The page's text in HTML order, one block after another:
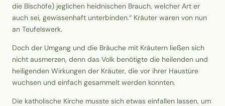
die Bischöfe) jeglichen heidnischen Brauch, welcher Art er
auch sei, gewissenhaft unterbinden.“ Kräuter waren von nun
an Teufelswerk.
Doch der Umgang und die Bräuche mit Kräutern ließen sich
nicht ausmerzen, denn das Volk benötigte die heilenden und
heiligenden Wirkungen der Kräuter, die vor ihrer Haustüre
wuchsen und einfach gesammelt werden konnten.
Die katholische Kirche musste sich etwas einfallen lassen, um